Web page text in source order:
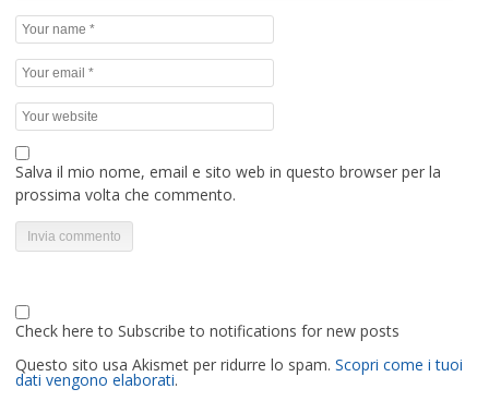
Salva il mio nome, email e sito web in questo browser per la
prossima volta che commento.
Check here to Subscribe to notifications for new posts
Questo sito usa Akismet per ridurre lo spam. Scopri come i tuoi
dati vengono elaborati.